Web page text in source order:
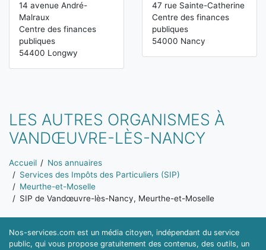
14 avenue André-
Malraux
Centre des finances
publiques
54400 Longwy
47 rue Sainte-Catherine
Centre des finances
publiques
54000 Nancy
LES AUTRES ORGANISMES À
VANDŒUVRE-LÈS-NANCY
Vous êtes ici:
Accueil
Nos annuaires
Services des Impôts des Particuliers (SIP)
Meurthe-et-Moselle
SIP de Vandœuvre-lès-Nancy, Meurthe-et-Moselle
Nos-services.com est un média citoyen, indépendant du service
public, qui vous propose gratuitement des contenus, des outils, un